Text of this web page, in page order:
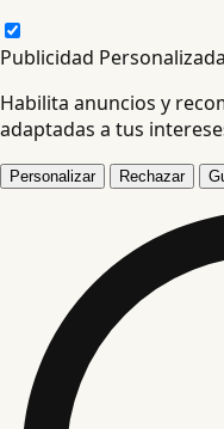
Publicidad Personalizada
Habilita anuncios y
adaptadas a tus
Personalizar Rechazar